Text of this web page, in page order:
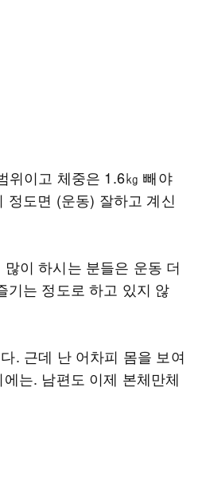
위이고 체중은 1.6㎏ 빼야
정도면 (운동) 잘하고 계신
이 하시는 분들은 운동 더
기는 정도로 하고 있지 않
. 근데 난 어차피 몸을 보여
는. 남편도 이제 본체만체